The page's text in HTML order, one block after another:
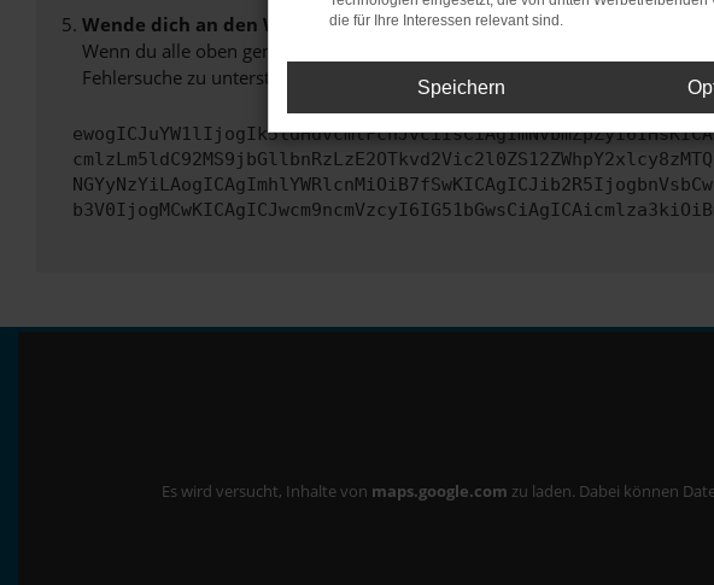
Wende dich an den Webseitenbetreiber.
Wenn du alle oben genannten Schritte versucht hast, kontaktiere uns
Fehlersuche zu unterstützen:
Es wird versucht, Inhalte von maps.google.com zu laden. Dabei können
die für Ihre Interessen relevant sind.
Speichern